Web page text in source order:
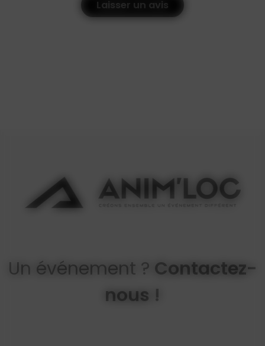
Laisser un avis
Un événement ? Contactez-
nous !